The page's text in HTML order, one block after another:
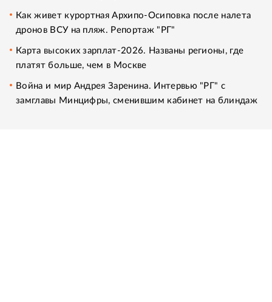
Как живет курортная Архипо-Осиповка после налета
дронов ВСУ на пляж. Репортаж "РГ"
Карта высоких зарплат-2026. Названы регионы, где
платят больше, чем в Москве
Война и мир Андрея Заренина. Интервью "РГ" с
замглавы Минцифры, сменившим кабинет на блиндаж